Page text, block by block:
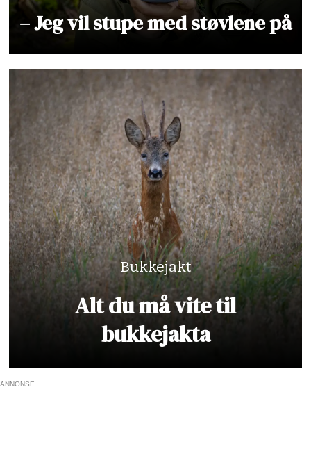
– Jeg vil stupe med støvlene på
Bukkejakt
Alt du må vite til
bukkejakta
ANNONSE